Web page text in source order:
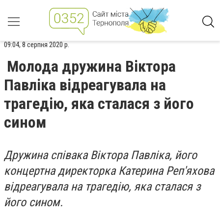
09:04, 8 серпня 2020 р.
Молода дружина Віктора
Павліка відреагувала на
трагедію, яка сталася з його
сином
Дружина співака Віктора Павліка, його
концертна директорка Катерина Реп'яхова
відреагувала на трагедію, яка сталася з
його сином.